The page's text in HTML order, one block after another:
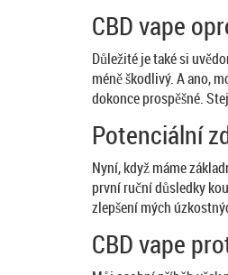
CBD vape
Důležité je také si
méně škodlivý. A ano,
dokonce prospěšné.
Potenciální
Nyní, když máme
první ruční důsledky
zlepšení mých
CBD vape